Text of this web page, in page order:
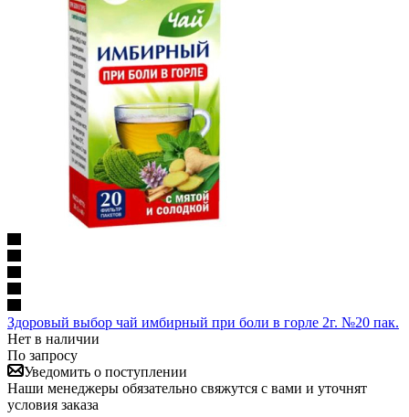
Здоровый выбор чай имбирный при боли в горле 2г. №20 пак.
Нет в наличии
По запросу
Уведомить о поступлении
Наши менеджеры обязательно свяжутся с вами и уточнят
условия заказа